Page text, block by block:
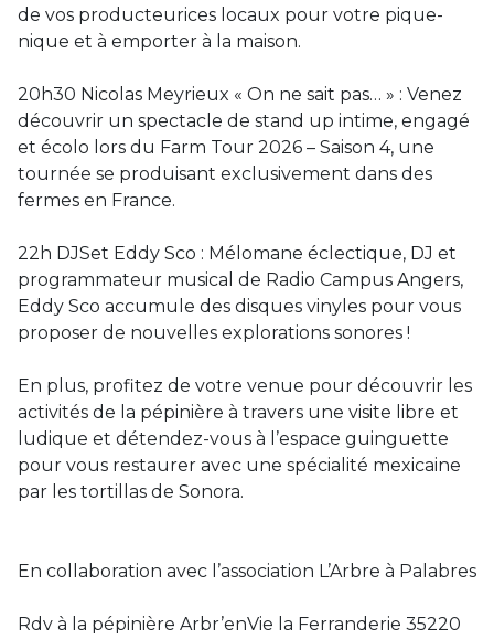
de vos producteurices locaux pour votre pique-
nique et à emporter à la maison.
20h30 Nicolas Meyrieux « On ne sait pas… » : Venez
découvrir un spectacle de stand up intime, engagé
et écolo lors du Farm Tour 2026 – Saison 4, une
tournée se produisant exclusivement dans des
fermes en France.
22h DJSet Eddy Sco : Mélomane éclectique, DJ et
programmateur musical de Radio Campus Angers,
Eddy Sco accumule des disques vinyles pour vous
proposer de nouvelles explorations sonores !
En plus, profitez de votre venue pour découvrir les
activités de la pépinière à travers une visite libre et
ludique et détendez-vous à l’espace guinguette
pour vous restaurer avec une spécialité mexicaine
par les tortillas de Sonora.
En collaboration avec l’association L’Arbre à Palabres
Rdv à la pépinière Arbr’enVie la Ferranderie 35220